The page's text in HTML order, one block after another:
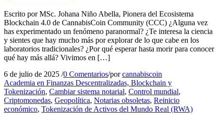
Escrito por MSc. Johana Niño Abella, Pionera del Ecosistema
Blockchain 4.0 de CannabisCoin Community (CCC) ¿Alguna vez
has experimentado un fenómeno paranormal? ¿Te interesa la ciencia
y sientes que hay mucho más por explorar de lo que cabe en los
laboratorios tradicionales? ¿Por qué esperar hasta morir para conocer
qué hay más allá? Vivimos en […]
6 de julio de 2025 /0 Comentarios/porcannabiscoin
Academia en Finanzas Descentralizadas, Blockchain y
Tokenización, Cambiar sistema notarial, Control mundial,
Criptomonedas, Geopolítica, Notarias obsoletas, Reinicio
económico, Tokenización de Activos del Mundo Real (RWA)